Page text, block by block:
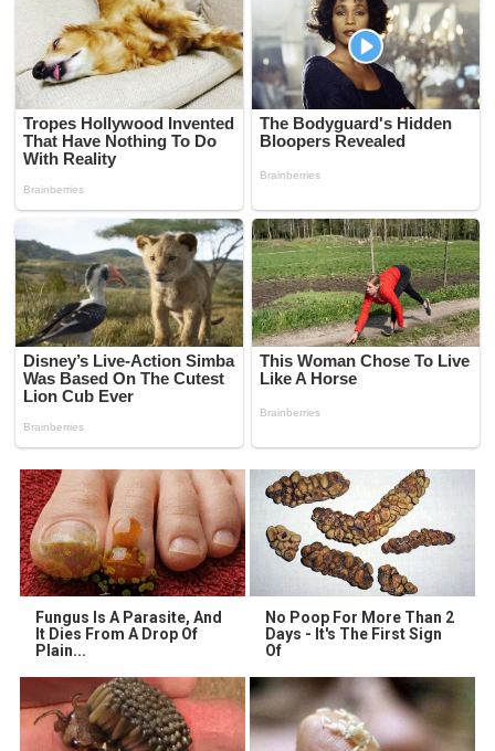
Fungus Is A Parasite, And
It Dies From A Drop Of
Plain...
No Poop For More Than 2
Days - It's The First Sign
Of